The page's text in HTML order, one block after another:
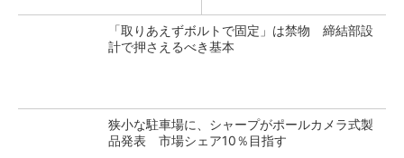
「取りあえずボルトで固定」は禁物 締結部設
計で押さえるべき基本
狭小な駐車場に、シャープがポールカメラ式製
品発表 市場シェア10％目指す